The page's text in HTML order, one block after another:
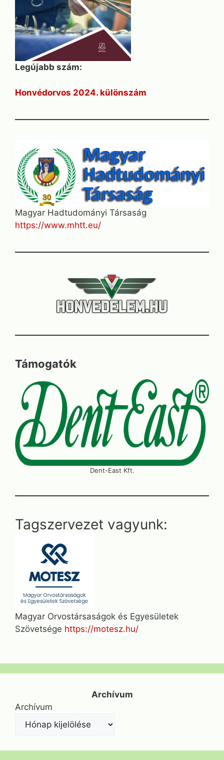
Legújabb szám:
Honvédorvos 2024. különszám
Magyar Hadtudományi Társaság
https://www.mhtt.eu/
Támogatók
Dent-East Kft.
Tagszervezet vagyunk:
Magyar Orvostársaságok és Egyesületek
Szövetsége https://motesz.hu/
Archívum
Archívum